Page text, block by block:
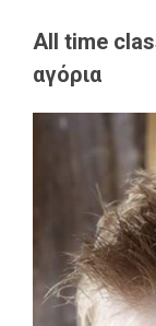
All time
αγόρια